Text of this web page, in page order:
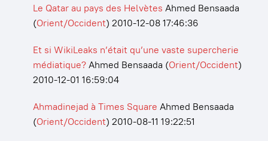
Le Qatar au pays des Helvètes Ahmed Bensaada
(Orient/Occident) 2010-12-08 17:46:36
Et si WikiLeaks n’était qu’une vaste supercherie
médiatique?Ahmed Bensaada (Orient/Occident)
2010-12-01 16:59:04
Ahmadinejad à Times Square Ahmed Bensaada
(Orient/Occident) 2010-08-11 19:22:51